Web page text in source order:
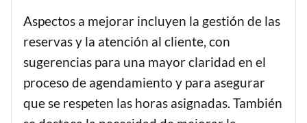
Aspectos a mejorar incluyen la gestión de las
reservas y la atención al cliente, con
sugerencias para una mayor claridad en el
proceso de agendamiento y para asegurar
que se respeten las horas asignadas. También